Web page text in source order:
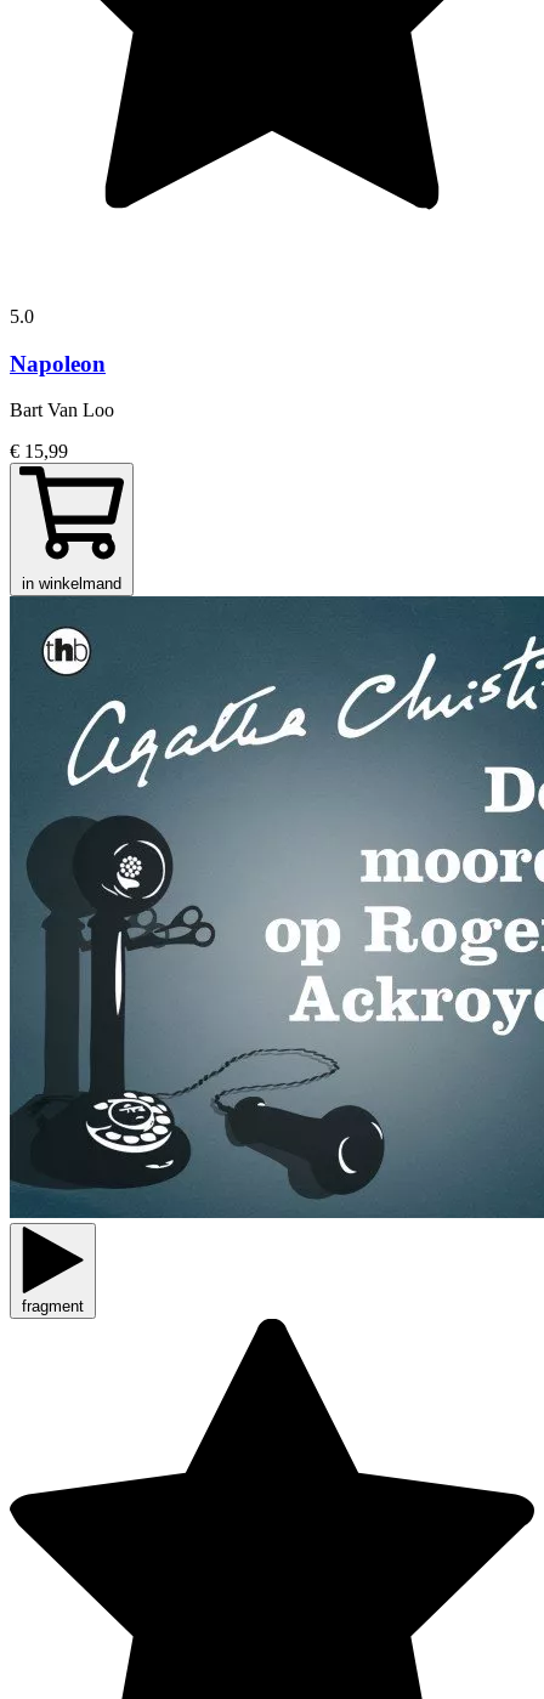
5.0
Napoleon
Bart Van Loo
€ 15,99
in winkelmand
fragment